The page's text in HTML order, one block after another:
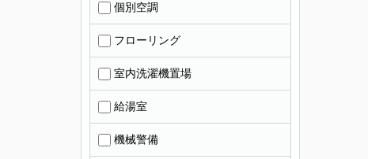
個別空調
フローリング
室内洗濯機置場
給湯室
機械警備